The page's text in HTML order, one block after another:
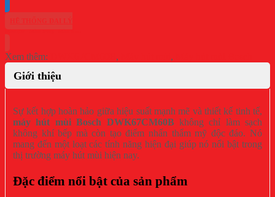
Xem thêm: , ,
Giới thiệu
Sự kết hợp hoàn hảo giữa hiệu suất mạnh mẽ và thiết kế tinh tế,
máy hút mùi Bosch DWK67CM60Bkhông chỉ làm sạch
không khí bếp mà còn tạo điểm nhấn thẩm mỹ độc đáo. Nó
mang đến một loạt các tính năng hiện đại giúp nó nổi bật trong
thị trường máy hút mùi hiện nay.
Đặc điểm nổi bật của sản phẩm